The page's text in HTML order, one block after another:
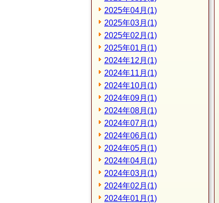
2025年04月(1)
2025年03月(1)
2025年02月(1)
2025年01月(1)
2024年12月(1)
2024年11月(1)
2024年10月(1)
2024年09月(1)
2024年08月(1)
2024年07月(1)
2024年06月(1)
2024年05月(1)
2024年04月(1)
2024年03月(1)
2024年02月(1)
2024年01月(1)